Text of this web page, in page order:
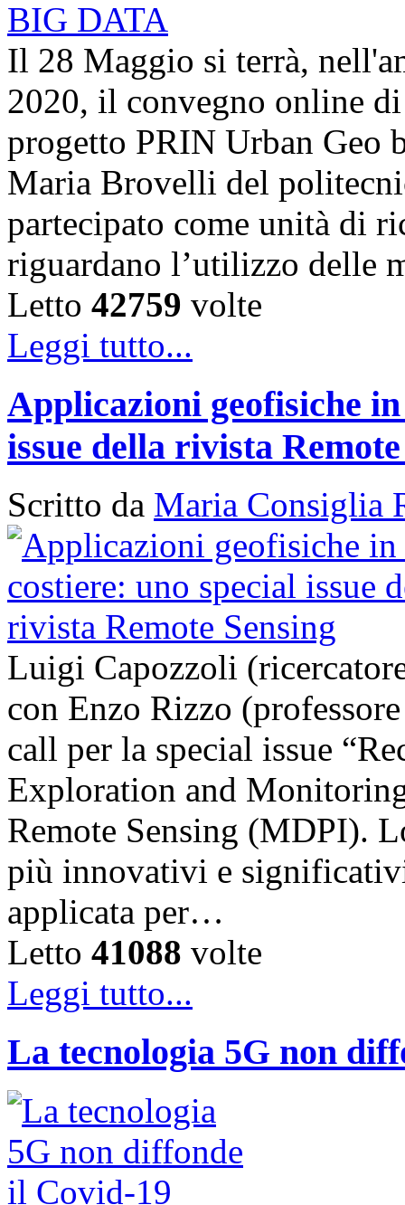
Il 28 Maggio si terrà,
2020, il convegno online
progetto PRIN Urban Geo
Maria Brovelli del
partecipato come unità di
riguardano l’utilizzo delle
Letto 42759 volte
Leggi tutto...
Applicazioni geofisiche
issue della rivista
Scritto da Maria Consiglia
Luigi Capozzoli
con Enzo Rizzo
call per la special issue
Exploration and
Remote Sensing (MDPI).
più innovativi e
applicata per…
Letto 41088 volte
Leggi tutto...
La tecnologia 5G non